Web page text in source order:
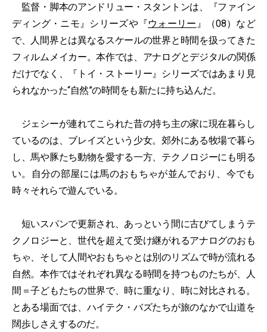
監督・脚本のアンドリュー・スタントンは、『ファイン
ディング・ニモ』シリーズや『ウォーリー 』（08）など
で、人間界とは異なるスケールの世界と時間を扱ってきた
フィルムメイカー。本作では、アナログとデジタルの関係
だけでなく、『トイ・ストーリー』シリーズではあまり見
られなかった“自然”の時間をも新たに持ち込んだ。
ジェシーが連れてこられた昔の持ち主の家に現在暮らし
ているのは、ブレイズという少女。郊外にある牧場で暮ら
し、馬や豚たち動物を愛する一方、テクノロジーにも明る
い。自分の部屋には馬のおもちゃが並んでおり、今でも
時々それらで遊んでいる。
短いスパンで更新され、あっという間に古びてしまうテ
クノロジーと、世代を超えて受け継がれるアナログのおも
ちゃ、そして人間やおもちゃとは別のリズムで時が流れる
自然。本作ではそれぞれ異なる時間を持つものたちが、人
間＝子どもたちの世界で、時に重なり、時に対比される。
とある場面では、ハイテク・バズたちが旅のなかで山道を
闊歩しさえするのだ。